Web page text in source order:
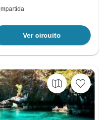
Ver circuito